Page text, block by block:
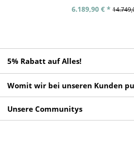
6.189,90 € *
5% Rabatt auf Alles!
Womit wir bei unseren Kunden
Unsere Communitys